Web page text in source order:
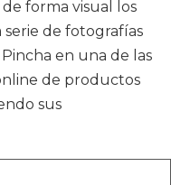
forma visual los
de fotografías
Pincha en una de las
de productos
sus